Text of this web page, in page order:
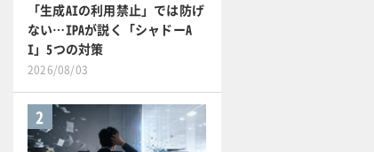
「生成AIの利用禁止」では防げ
ない…IPAが説く「シャドーA
I」5つの対策
2026/08/03
2